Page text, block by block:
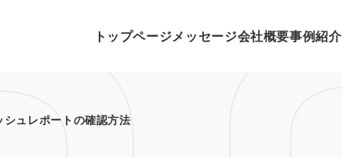
トップページメッセージ会社概要事例紹介
ュレポートの確認方法